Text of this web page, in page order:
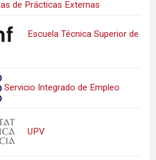
de Prácticas Externas
Escuela Técnica Superior de
Servicio Integrado de Empleo
UPV